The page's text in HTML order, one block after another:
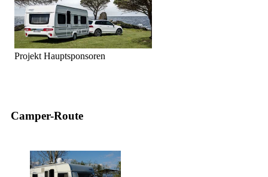
Projekt Hauptsponsoren
Camper-Route